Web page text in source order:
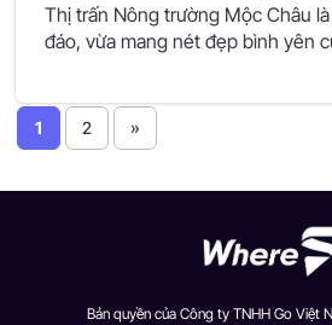
Nam
Thị trấn Nông trường Mộc Châu
đáo, vừa mang nét đẹp bình yên
1 2 »
Bản quyền của Công ty TNHH Go Việt